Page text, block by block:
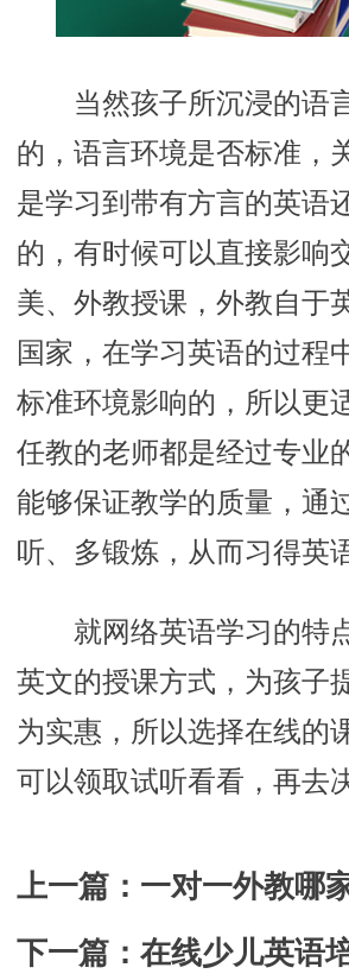
当然孩子所沉浸的语
的，语言环境是否标准，
是学习到带有方言的英语
的，有时候可以直接影响
美、外教授课，外教自于
国家，在学习英语的过程
标准环境影响的，所以更
任教的老师都是经过专业
能够保证教学的质量，通
听、多锻炼，从而习得英
就网络英语学习的特
英文的授课方式，为孩子
为实惠，所以选择在线的
可以领取试听看看，再去
上一篇： 一对一外教哪
下一篇：